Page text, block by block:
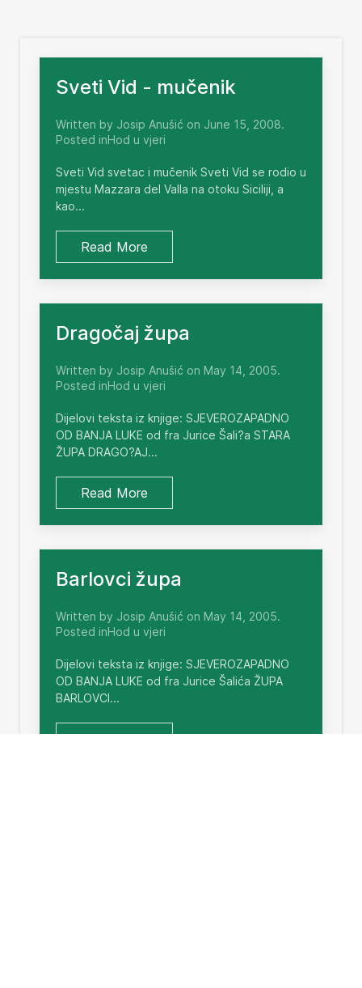
Sveti Vid - mučenik
Written by Josip Anušić on June 15, 2008.
Posted inHod u vjeri
Sveti Vid svetac i mučenik Sveti Vid se rodio u
mjestu Mazzara del Valla na otoku Siciliji, a
kao...
Read More
Dragočaj župa
Written by Josip Anušić on May 14, 2005.
Posted inHod u vjeri
Dijelovi teksta iz knjige: SJEVEROZAPADNO
OD BANJA LUKE od fra Jurice Šali?a STARA
ŽUPA DRAGO?AJ...
Read More
Barlovci župa
Written by Josip Anušić on May 14, 2005.
Posted inHod u vjeri
Dijelovi teksta iz knjige: SJEVEROZAPADNO
OD BANJA LUKE od fra Jurice Šalića ŽUPA
BARLOVCI...
Read More